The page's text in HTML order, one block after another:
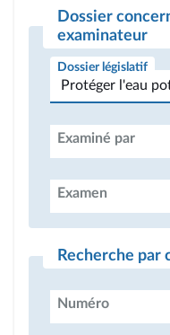
Dossier
examinateur
Dossier législatif
Examiné par
Examen
Recherche par
Numéro